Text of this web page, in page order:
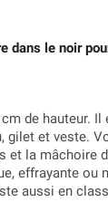
dans le noir
de hauteur.
gilet et veste.
et la mâchoire
effrayante ou
aussi en